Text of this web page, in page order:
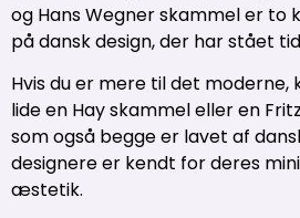
og Hans Wegner skammel er to
på dansk design, der har stået
Hvis du er mere til det moderne,
lide en Hay skammel eller en
som også begge er lavet af
designere er kendt for deres
æstetik.